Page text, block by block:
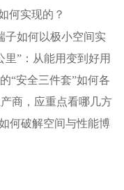
何实现的？
子如何以极小空间实
”：从能用变到好用
“安全三件套”如何各
商，应重点看哪几方
何破解空间与性能博